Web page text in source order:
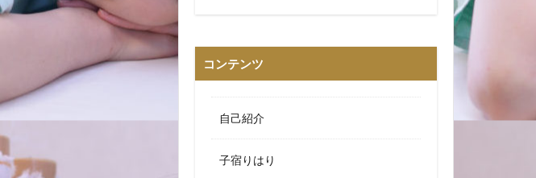
コンテンツ
自己紹介
子宿りはり